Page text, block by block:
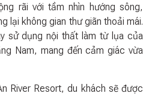
rãi với tầm nhìn hướng sông,
lại không gian thư giãn thoải mái.
sử dụng nội thất làm từ lụa của
Nam, mang đến cảm giác vừa
River Resort, du khách sẽ được